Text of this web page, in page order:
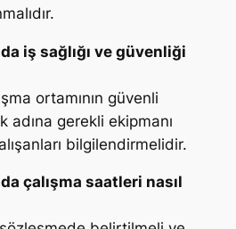
iş sağlığı ve güvenliği
ortamının güvenli
adına gerekli ekipmanı
bilgilendirmelidir.
çalışma saatleri nasıl